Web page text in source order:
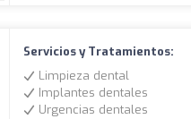
Servicios y Tratamientos:
Limpieza dental
Implantes dentales
Urgencias dentales